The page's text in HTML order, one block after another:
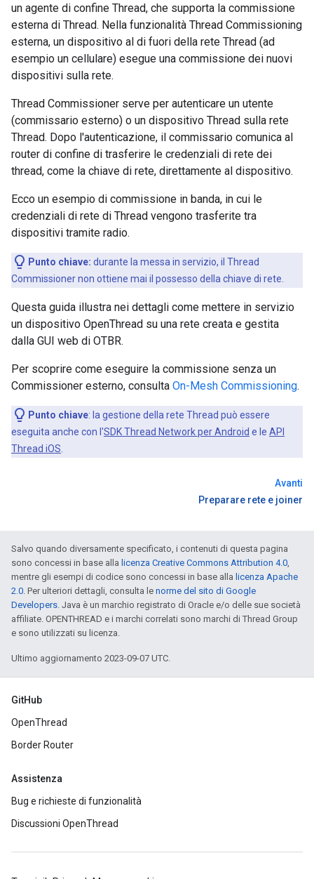
un agente di confine Thread, che supporta la commissione
esterna di Thread. Nella funzionalità Thread Commissioning
esterna, un dispositivo al di fuori della rete Thread (ad
esempio un cellulare) esegue una commissione dei nuovi
dispositivi sulla rete.
Thread Commissioner serve per autenticare un utente
(commissario esterno) o un dispositivo Thread sulla rete
Thread. Dopo l'autenticazione, il commissario comunica al
router di confine di trasferire le credenziali di rete dei
thread, come la chiave di rete, direttamente al dispositivo.
Ecco un esempio di commissione in banda, in cui le
credenziali di rete di Thread vengono trasferite tra
dispositivi tramite radio.
Punto chiave: durante la messa in servizio, il Thread
Commissioner non ottiene mai il possesso della chiave di rete.
Questa guida illustra nei dettagli come mettere in servizio
un dispositivo OpenThread su una rete creata e gestita
dalla GUI web di OTBR.
Per scoprire come eseguire la commissione senza un
Commissioner esterno, consulta On-Mesh Commissioning.
Punto chiave: la gestione della rete Thread può essere
eseguita anche con l'SDK Thread Network per Android e le API
Thread iOS
Avanti
Preparare rete e joiner
Salvo quando diversamente specificato, i contenuti di questa pagina
sono concessi in base alla licenza Creative Commons Attribution 4.0
mentre gli esempi di codice sono concessi in base alla licenza Apache
2.0 . Per ulteriori dettagli, consulta le norme del sito di Google
Developers . Java è un marchio registrato di Oracle e/o delle sue società
affiliate. OPENTHREAD e i marchi correlati sono marchi di Thread Group
e sono utilizzati su licenza.
Ultimo aggiornamento 2023-09-07 UTC.
GitHub
OpenThread
Border Router
Assistenza
Bug e richieste di funzionalità
Discussioni OpenThread